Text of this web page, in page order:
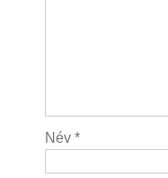
Név *